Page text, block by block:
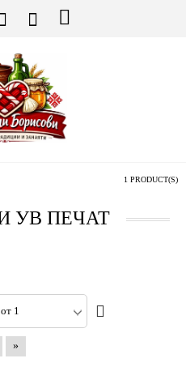
1 PRODUCT(S)
УВ ПЕЧАТ
»